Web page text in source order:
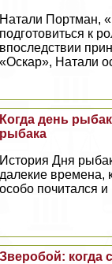
Натали Портман,
подготовиться к
впоследствии
«Оскар», Натали
Когда день
рыбака
История Дня
далекие времена,
особо почитался и
Зверобой: когда